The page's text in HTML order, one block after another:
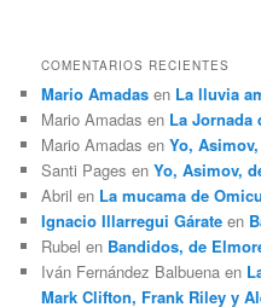
COMENTARIOS RECIENTES
Mario Amadas en La lluvia
Mario Amadas en La Jornada
Mario Amadas enYo,
Santi Pages enYo, Asimov,
Abril en La mucama de
Ignacio Illarregui Gárate en
Rubel en Bandidos, de
Iván Fernández Balbuena en
Mark Clifton, Frank Riley y